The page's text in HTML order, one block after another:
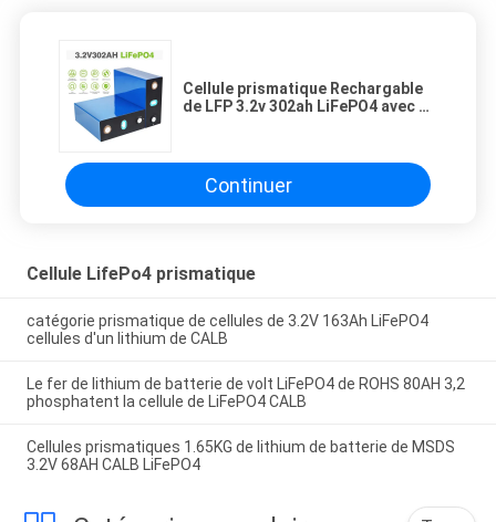
Cellule prismatique Rechargable
de LFP 3.2v 302ah LiFePO4 avec de
Continuer
Cellule LifePo4 prismatique
catégorie prismatique de cellules de 3.2V 163Ah LiFePO4
cellules d'un lithium de CALB
Le fer de lithium de batterie de volt LiFePO4 de ROHS 80AH 3,2
phosphatent la cellule de LiFePO4 CALB
Cellules prismatiques 1.65KG de lithium de batterie de MSDS
3.2V 68AH CALB LiFePO4